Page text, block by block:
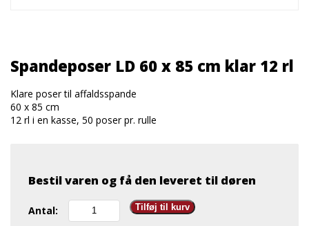
Spandeposer LD 60 x 85 cm klar 12 rl
Klare poser til affaldsspande
60 x 85 cm
12 rl i en kasse, 50 poser pr. rulle
Bestil varen og få den leveret til døren
Antal:
Spandeposer
LD
Tilføj til kurv